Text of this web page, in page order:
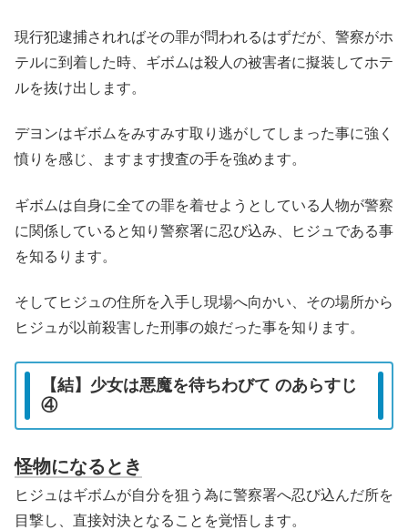
現行犯逮捕されればその罪が問われるはずだが、警察がホ
テルに到着した時、ギボムは殺人の被害者に擬装してホテ
ルを抜け出します。
デヨンはギボムをみすみす取り逃がしてしまった事に強く
憤りを感じ、ますます捜査の手を強めます。
ギボムは自身に全ての罪を着せようとしている人物が警察
に関係していると知り警察署に忍び込み、ヒジュである事
を知るります。
そしてヒジュの住所を入手し現場へ向かい、その場所から
ヒジュが以前殺害した刑事の娘だった事を知ります。
【結】少女は悪魔を待ちわびて のあらすじ
④
怪物になるとき
ヒジュはギボムが自分を狙う為に警察署へ忍び込んだ所を
目撃し、直接対決となることを覚悟します。